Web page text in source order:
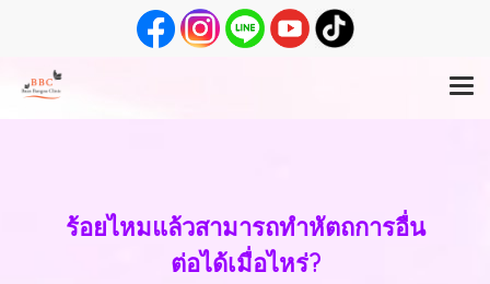
ร้อยไหมแล้วสามารถทำหัตถการอื่น
ต่อได้เมื่อไหร่?